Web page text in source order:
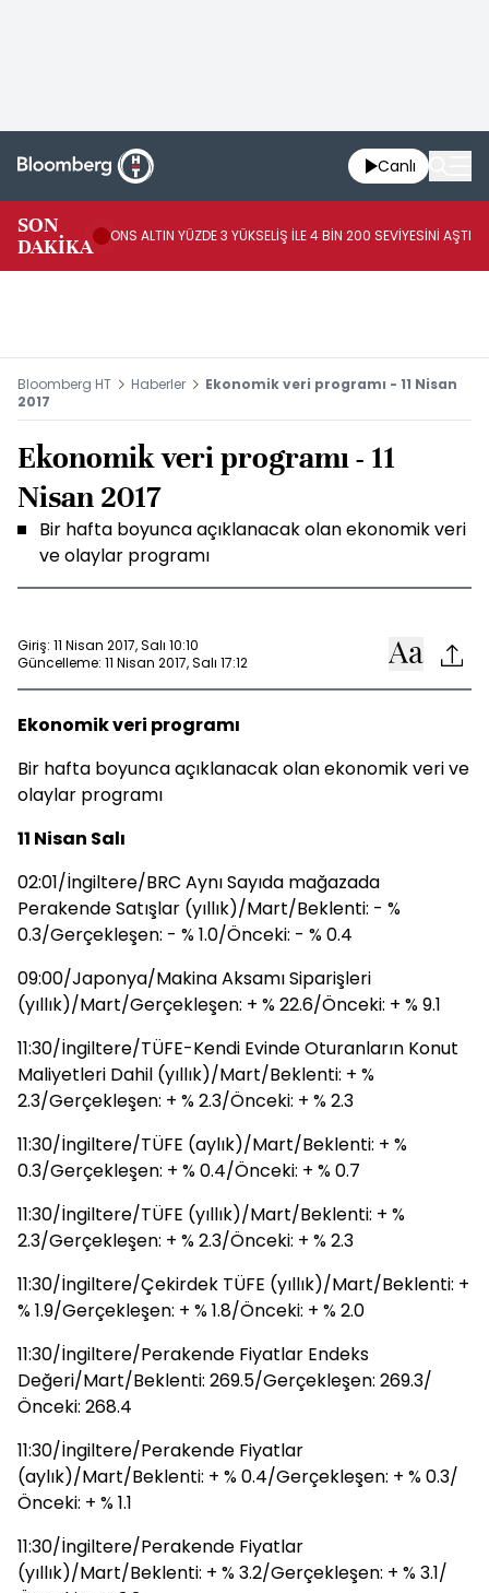
Canlı
SON
DAKİKA
ONS ALTIN YÜZDE 3 YÜKSELİŞ İLE 4 BİN 200 SEVİYESİNİ AŞTI
Bloomberg HT Haberler
Ekonomik veri programı - 11 Nisan
2017
Ekonomik veri programı - 11
Nisan 2017
Bir hafta boyunca açıklanacak olan ekonomik veri
ve olaylar programı
Giriş: 11 Nisan 2017, Salı 10:10
Güncelleme: 11 Nisan 2017, Salı 17:12
Ekonomik veri programı
Bir hafta boyunca açıklanacak olan ekonomik veri ve
olaylar programı
11 Nisan Salı
02:01/İngiltere/BRC Aynı Sayıda mağazada
Perakende Satışlar (yıllık)/Mart/Beklenti: - %
0.3/Gerçekleşen: - % 1.0/Önceki: - % 0.4
09:00/Japonya/Makina Aksamı Siparişleri
(yıllık)/Mart/Gerçekleşen: + % 22.6/Önceki: + % 9.1
11:30/İngiltere/TÜFE-Kendi Evinde Oturanların Konut
Maliyetleri Dahil (yıllık)/Mart/Beklenti: + %
2.3/Gerçekleşen: + % 2.3/Önceki: + % 2.3
11:30/İngiltere/TÜFE (aylık)/Mart/Beklenti: + %
0.3/Gerçekleşen: + % 0.4/Önceki: + % 0.7
11:30/İngiltere/TÜFE (yıllık)/Mart/Beklenti: + %
2.3/Gerçekleşen: + % 2.3/Önceki: + % 2.3
11:30/İngiltere/Çekirdek TÜFE (yıllık)/Mart/Beklenti: +
% 1.9/Gerçekleşen: + % 1.8/Önceki: + % 2.0
11:30/İngiltere/Perakende Fiyatlar Endeks
Değeri/Mart/Beklenti: 269.5/Gerçekleşen: 269.3/
Önceki: 268.4
11:30/İngiltere/Perakende Fiyatlar
(aylık)/Mart/Beklenti: + % 0.4/Gerçekleşen: + % 0.3/
Önceki: + % 1.1
11:30/İngiltere/Perakende Fiyatlar
(yıllık)/Mart/Beklenti: + % 3.2/Gerçekleşen: + % 3.1/